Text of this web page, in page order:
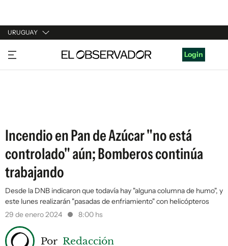
URUGUAY
URUGUAY
ARGENTINA
Login
Incendio en Pan de Azúcar "no está
controlado" aún; Bomberos continúa
trabajando
Desde la DNB indicaron que todavía hay "alguna columna de humo", y
este lunes realizarán "pasadas de enfriamiento" con helicópteros
29 de enero 2024
8:00 hs
Por Redacción